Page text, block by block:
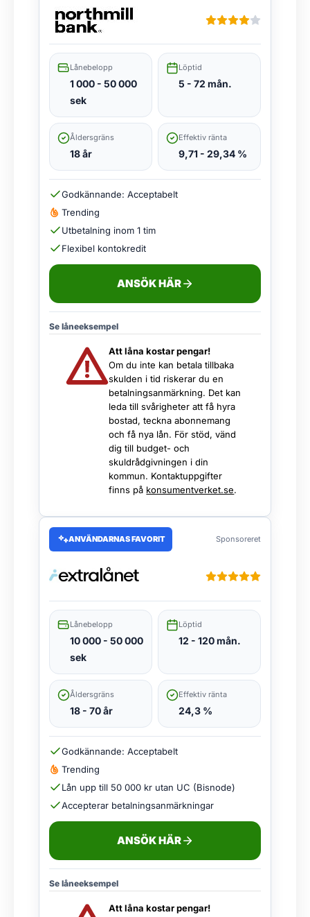
Lånebelopp
1 000 - 50 000
sek
Löptid
5 - 72 mån.
Åldersgräns
18 år
Effektiv ränta
9,71 - 29,34 %
Godkännande: Acceptabelt
Trending
Utbetalning inom 1 tim
Flexibel kontokredit
ANSÖK HÄR
Se låneeksempel
Att låna kostar pengar!
Om du inte kan betala tillbaka
skulden i tid riskerar du en
betalningsanmärkning. Det kan
leda till svårigheter att få hyra
bostad, teckna abonnemang
och få nya lån. För stöd, vänd
dig till budget- och
skuldrådgivningen i din
kommun. Kontaktuppgifter
finns på konsumentverket.se.
ANVÄNDARNAS FAVORIT Sponsoreret
Lånebelopp
10 000 - 50 000
sek
Löptid
12 - 120 mån.
Åldersgräns
18 - 70 år
Effektiv ränta
24,3 %
Godkännande: Acceptabelt
Trending
Lån upp till 50 000 kr utan UC (Bisnode)
Accepterar betalningsanmärkningar
ANSÖK HÄR
Se låneeksempel
Att låna kostar pengar!